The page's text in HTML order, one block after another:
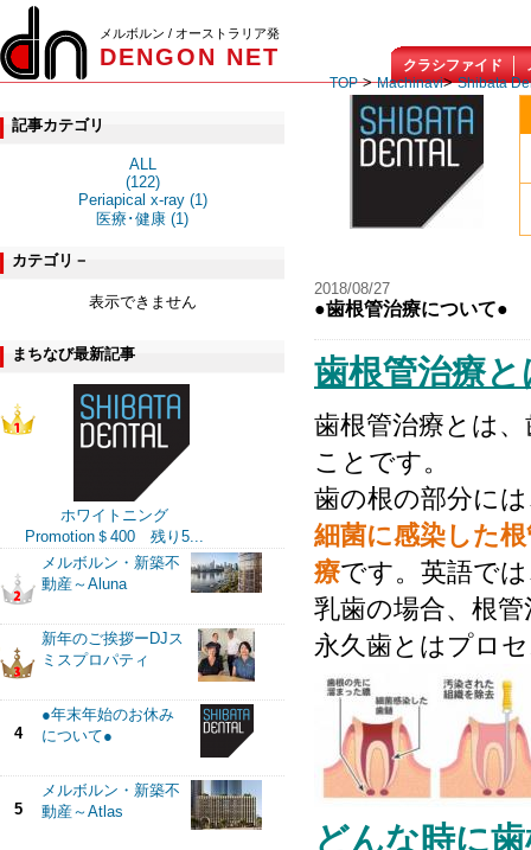
メルボルン / オーストラリア発
DENGON NET クラシファイド
記事カテゴリ
ALL
(122)
Periapical x-ray (1)
医療･健康 (1)
カテゴリ－
表示できません
まちなび最新記事
ホワイトニング
Promotion＄400 残り5...
メルボルン・新築不
動産～Aluna
新年のご挨拶ーDJス
ミスプロパティ
4
●年末年始のお休み
について●
5
メルボルン・新築不
動産～Atlas
TOP> Machinavi> Shibata
2018/08/27
●歯根管治療について●
歯根管治療と
歯根管治療とは
ことです。
歯の根の部分に
細菌に感染した
療です。英語で
乳歯の場合、根
永久歯とはプロ
どんな時に